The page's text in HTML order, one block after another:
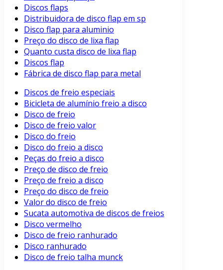
Discos flaps
Distribuidora de disco flap em sp
Disco flap para aluminio
Preço do disco de lixa flap
Quanto custa disco de lixa flap
Discos flap
Fábrica de disco flap para metal
Discos de freio especiais
Bicicleta de alumínio freio a disco
Disco de freio
Disco de freio valor
Disco do freio
Disco do freio a disco
Peças do freio a disco
Preço de disco de freio
Preço de freio a disco
Preço do disco de freio
Valor do disco de freio
Sucata automotiva de discos de freios
Disco vermelho
Disco de freio ranhurado
Disco ranhurado
Disco de freio talha munck